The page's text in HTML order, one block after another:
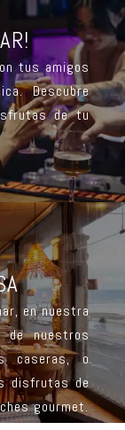
tus amigos
Descubre
de tu
en nuestra
de nuestros
caseras, o
disfrutas de
gourmet.